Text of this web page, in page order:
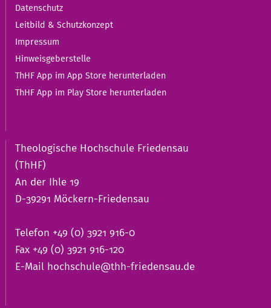
Datenschutz
Leitbild & Schutzkonzept
Impressum
Hinweisgeberstelle
ThHF App im App Store herunterladen
ThHF App im Play Store herunterladen
Theologische Hochschule Friedensau
(ThHF)
An der Ihle 19
D-39291 Möckern-Friedensau
Telefon +49 (0) 3921 916-0
Fax +49 (0) 3921 916-120
E-Mail hochschule@thh-friedensau.de